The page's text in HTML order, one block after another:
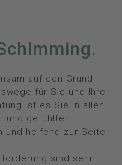
auf den Grund
für Sie und Ihre
ist es Sie in allen
und gefühlter
und helfend zur Seite
sind sehr